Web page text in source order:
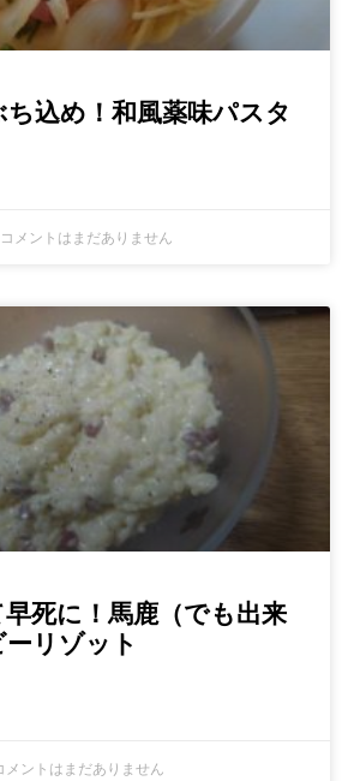
込め！和風薬味パスタ
コメントはまだありません
死に！馬鹿（でも出来
リゾット
メントはまだありません